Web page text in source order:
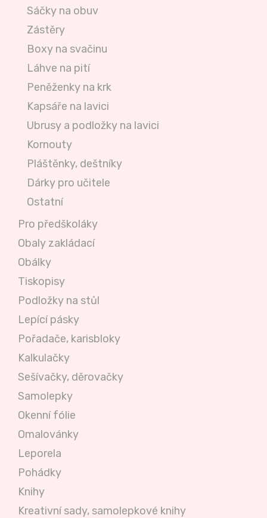
Sáčky na obuv
Zástěry
Boxy na svačinu
Láhve na pití
Peněženky na krk
Kapsáře na lavici
Ubrusy a podložky na lavici
Kornouty
Pláštěnky, deštníky
Dárky pro učitele
Ostatní
Pro předškoláky
Obaly zakládací
Obálky
Tiskopisy
Podložky na stůl
Lepící pásky
Pořadače, karisbloky
Kalkulačky
Sešívačky, děrovačky
Samolepky
Okenní fólie
Omalovánky
Leporela
Pohádky
Knihy
Kreativní sady, samolepkové knihy